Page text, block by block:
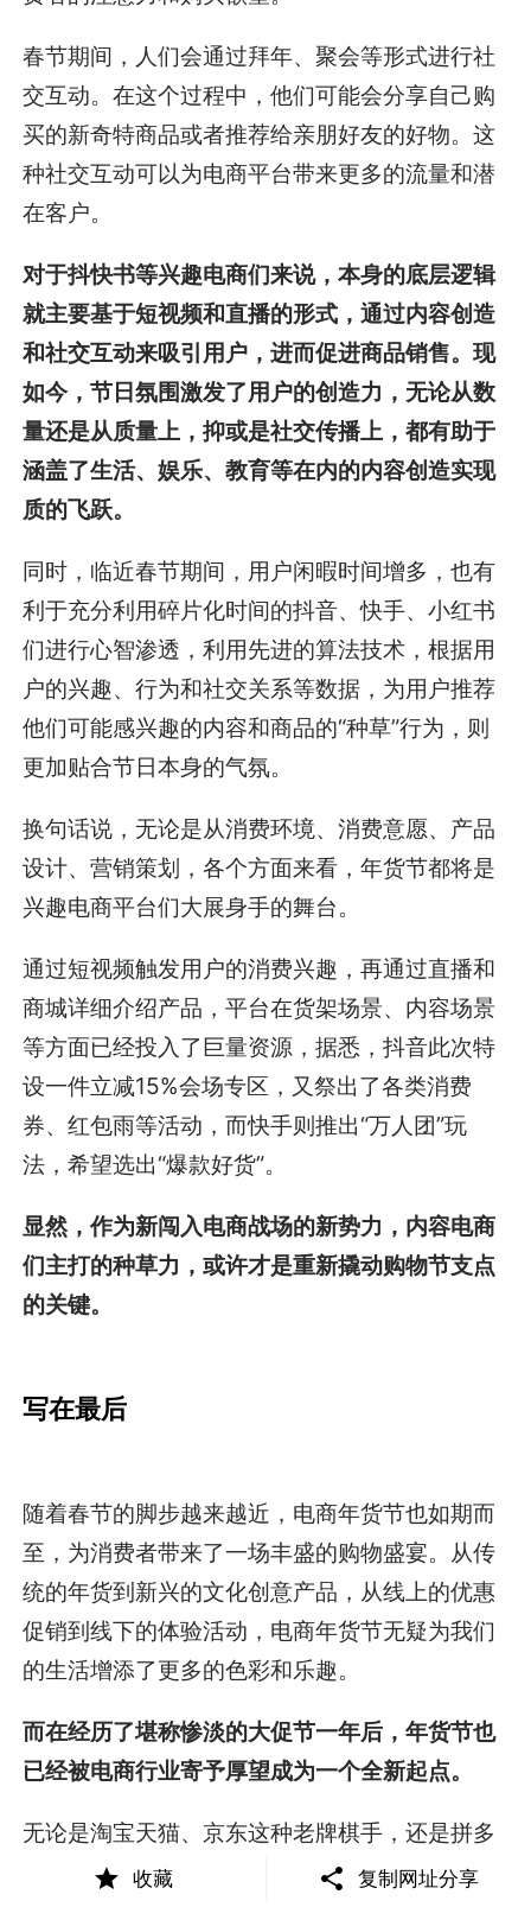
春节期间，人们会通过拜年、聚会等形式进行社
交互动。在这个过程中，他们可能会分享自己购
买的新奇特商品或者推荐给亲朋好友的好物。这
种社交互动可以为电商平台带来更多的流量和潜
在客户。
对于抖快书等兴趣电商们来说，本身的底层逻辑
就主要基于短视频和直播的形式，通过内容创造
和社交互动来吸引用户，进而促进商品销售。现
如今，节日氛围激发了用户的创造力，无论从数
量还是从质量上，抑或是社交传播上，都有助于
涵盖了生活、娱乐、教育等在内的内容创造实现
质的飞跃。
同时，临近春节期间，用户闲暇时间增多，也有
利于充分利用碎片化时间的抖音、快手、小红书
们进行心智渗透，利用先进的算法技术，根据用
户的兴趣、行为和社交关系等数据，为用户推荐
他们可能感兴趣的内容和商品的“种草”行为，则
更加贴合节日本身的气氛。
换句话说，无论是从消费环境、消费意愿、产品
设计、营销策划，各个方面来看，年货节都将是
兴趣电商平台们大展身手的舞台。
通过短视频触发用户的消费兴趣，再通过直播和
商城详细介绍产品，平台在货架场景、内容场景
等方面已经投入了巨量资源，据悉，抖音此次特
设一件立减15%会场专区，又祭出了各类消费
券、红包雨等活动，而快手则推出“万人团”玩
法，希望选出“爆款好货”。
显然，作为新闯入电商战场的新势力，内容电商
们主打的种草力，或许才是重新撬动购物节支点
的关键。
写在最后
随着春节的脚步越来越近，电商年货节也如期而
至，为消费者带来了一场丰盛的购物盛宴。从传
统的年货到新兴的文化创意产品，从线上的优惠
促销到线下的体验活动，电商年货节无疑为我们
的生活增添了更多的色彩和乐趣。
而在经历了堪称惨淡的大促节一年后，年货节也
已经被电商行业寄予厚望成为一个全新起点。
无论是淘宝天猫、京东这种老牌棋手，还是拼多
多这种冲击力十足的中坚力量，抑或是抖音、快
收藏 复制网址分享